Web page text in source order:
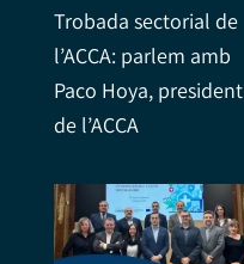
Trobada sectorial de
l’ACCA: parlem amb
Paco Hoya, president
de l’ACCA